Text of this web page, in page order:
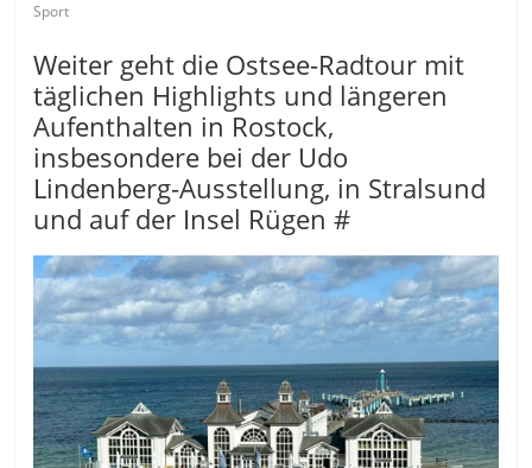
Sport
Weiter geht die Ostsee-Radtour mit
täglichen Highlights und längeren
Aufenthalten in Rostock,
insbesondere bei der Udo
Lindenberg-Ausstellung, in Stralsund
und auf der Insel Rügen #